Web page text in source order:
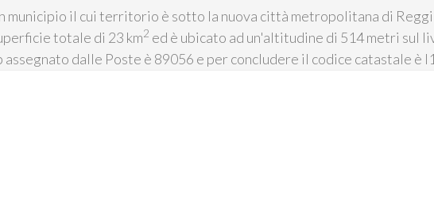
municipio il cui territorio è sotto la nuova città metropolitana di
totale di 23 km2 ed è ubicato ad un'altitudine di 514 metri sul
assegnato dalle Poste è 89056 e per concludere il codice catastale è